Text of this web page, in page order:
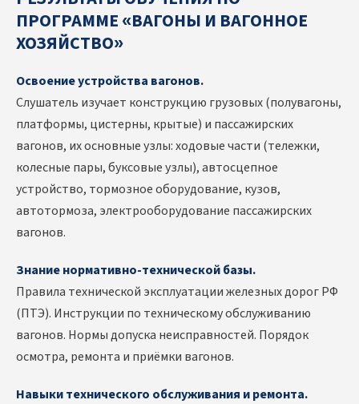
ПРОГРАММЕ «ВАГОНЫ И ВАГОННОЕ
ХОЗЯЙСТВО»
Освоение устройства вагонов.
Слушатель изучает конструкцию грузовых (полувагоны,
платформы, цистерны, крытые) и пассажирских
вагонов, их основные узлы: ходовые части (тележки,
колесные пары, буксовые узлы), автосцепное
устройство, тормозное оборудование, кузов,
автотормоза, электрооборудование пассажирских
вагонов.
Знание нормативно-технической базы.
Правила технической эксплуатации железных дорог РФ
(ПТЭ). Инструкции по техническому обслуживанию
вагонов. Нормы допуска неисправностей. Порядок
осмотра, ремонта и приёмки вагонов.
Навыки технического обслуживания и ремонта.